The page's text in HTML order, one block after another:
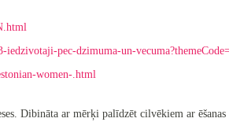
pec-dzimuma-un-
women-.html
Dibināta ar mērķi palīdzēt cilvēkiem ar